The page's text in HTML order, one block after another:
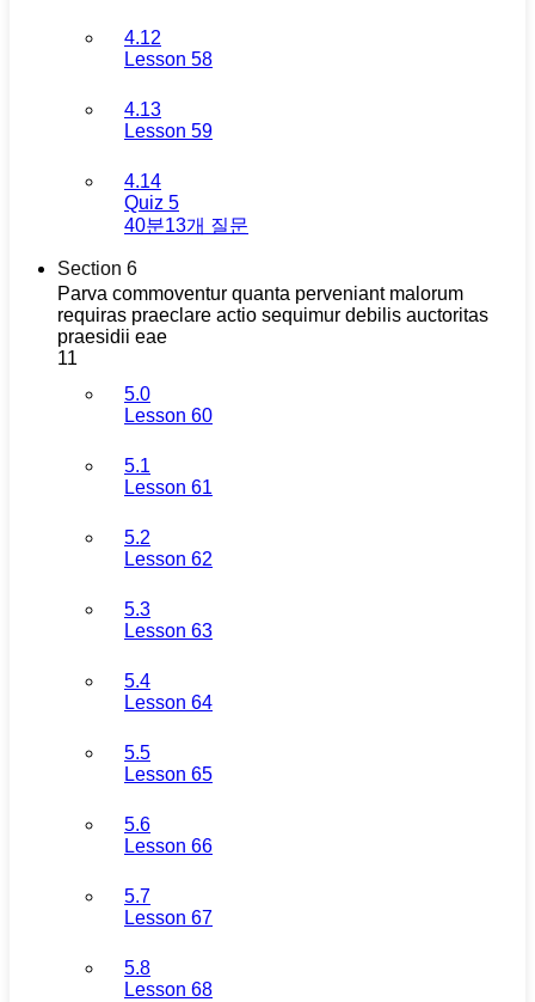
4.12
Lesson 58
4.13
Lesson 59
4.14
Quiz 5
40분13개 질문
Section 6
Parva commoventur quanta perveniant malorum
requiras praeclare actio sequimur debilis auctoritas
praesidii eae
11
5.0
Lesson 60
5.1
Lesson 61
5.2
Lesson 62
5.3
Lesson 63
5.4
Lesson 64
5.5
Lesson 65
5.6
Lesson 66
5.7
Lesson 67
5.8
Lesson 68